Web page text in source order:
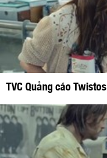
TVC Quảng cáo Twistos